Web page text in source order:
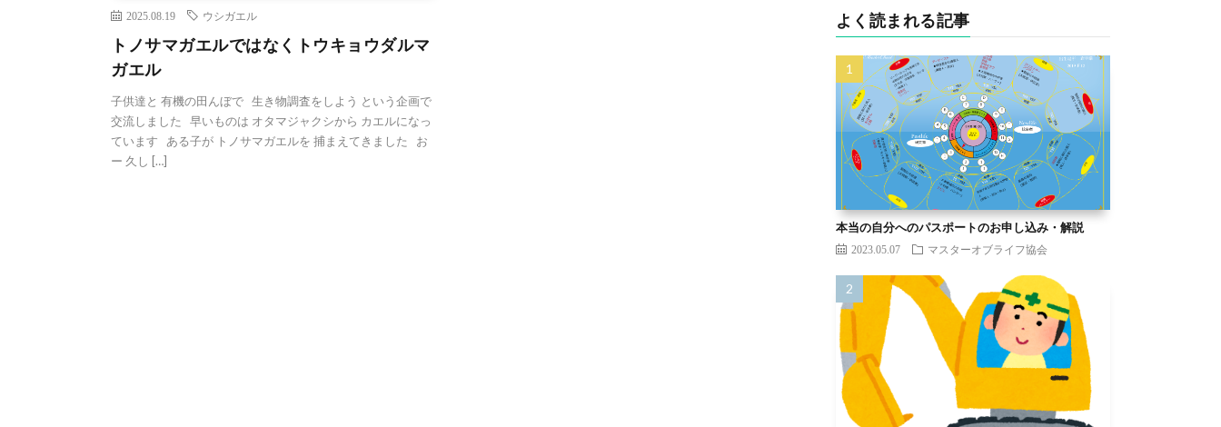
2025.08.19 ウシガエル
トノサマガエルではなくトウキョウダルマ
ガエル
子供達と 有機の田んぼで 生き物調査をしよう という企画で
交流しました 早いものは オタマジャクシから カエルになっ
ています ある子が トノサマガエルを 捕まえてきました お
ー 久し […]
よく読まれる記事
本当の自分へのパスポートのお申し込み・解説
2023.05.07 マスターオブライフ協会